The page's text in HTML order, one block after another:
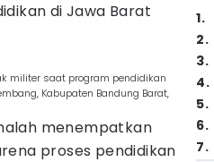
di Jawa Barat
militer saat program pendidikan
Kabupaten Bandung Barat,
menempatkan
proses pendidikan
1.
2.
3.
4.
5.
6.
7.